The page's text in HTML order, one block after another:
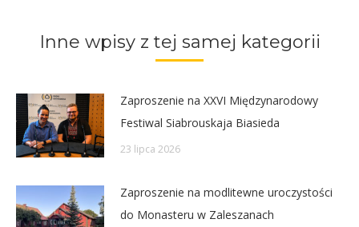
Inne wpisy z tej samej kategorii
Zaproszenie na XXVI Międzynarodowy
Festiwal Siabrouskaja Biasieda
23 lipca 2026
Zaproszenie na modlitewne uroczystości
do Monasteru w Zaleszanach